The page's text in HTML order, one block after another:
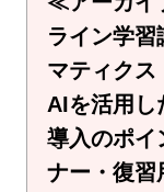
ライン学習
マティクス
AIを活用し
導入のポイ
ナー・復習